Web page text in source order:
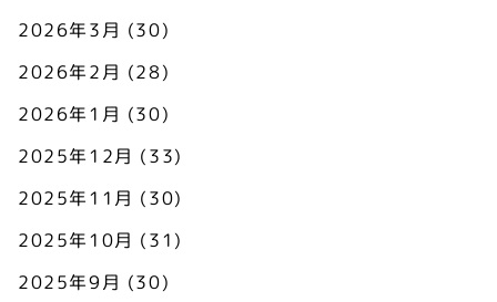
2026年3月 (30)
2026年2月 (28)
2026年1月 (30)
2025年12月 (33)
2025年11月 (30)
2025年10月 (31)
2025年9月 (30)